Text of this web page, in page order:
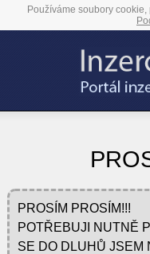
Používáme soubory
PROSÍM PROSÍM!!!
POTŘEBUJI NUTNĚ
SE DO DLUHŮ JSEM